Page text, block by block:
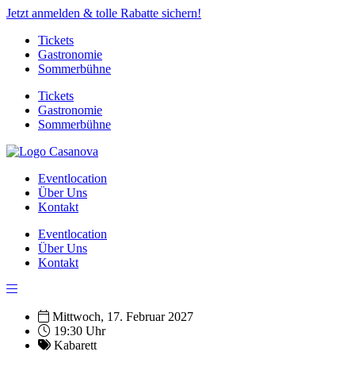
Jetzt anmelden & tolle Rabatte sichern!
Tickets
Gastronomie
Sommerbühne
Tickets
Gastronomie
Sommerbühne
Eventlocation
Über Uns
Kontakt
Eventlocation
Über Uns
Kontakt
Mittwoch, 17. Februar 2027
19:30 Uhr
Kabarett